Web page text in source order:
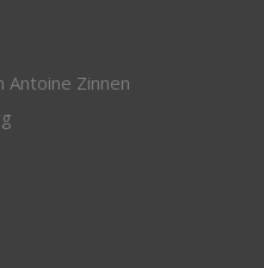
Antoine Zinnen